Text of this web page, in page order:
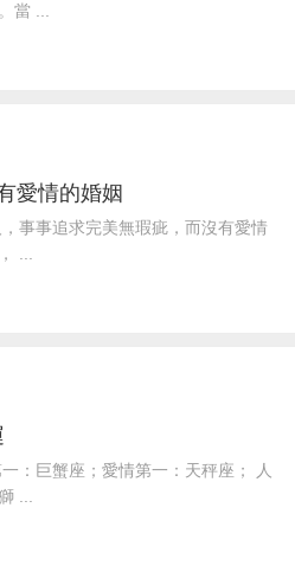
當 ...
愛情的婚姻
事事追求完美無瑕疵，而沒有愛情
...
：巨蟹座；愛情第一：天秤座； 人
...